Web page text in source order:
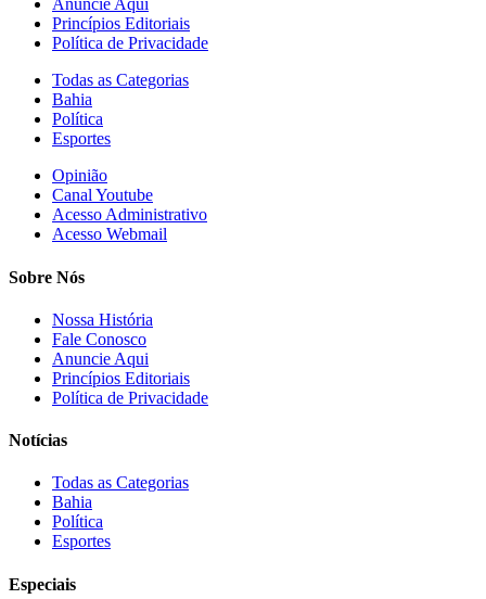
Anuncie Aqui
Princípios Editoriais
Política de Privacidade
Todas as Categorias
Bahia
Política
Esportes
Opinião
Canal Youtube
Acesso Administrativo
Acesso Webmail
Sobre Nós
Nossa História
Fale Conosco
Anuncie Aqui
Princípios Editoriais
Política de Privacidade
Notícias
Todas as Categorias
Bahia
Política
Esportes
Especiais